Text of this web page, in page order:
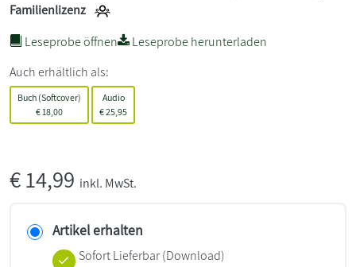
Familienlizenz
Leseprobe öffnen
Leseprobe herunterladen
Auch erhältlich als:
Buch (Softcover)
€ 18,00
Audio
€25,95
€14,99 inkl. MwSt.
Artikel erhalten
Sofort Lieferbar (Download)